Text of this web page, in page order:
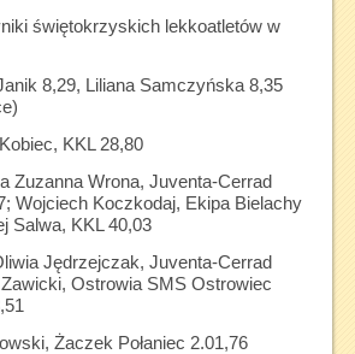
świętokrzyskich lekkoatletów w
8,29, Liliana Samczyńska 8,35
KKL 28,80
Zuzanna Wrona, Juventa-Cerrad
Wojciech Koczkodaj, Ekipa Bielachy
Salwa, KKL 40,03
Jędrzejczak, Juventa-Cerrad
Ostrowia SMS Ostrowiec
Żaczek Połaniec 2.01,76